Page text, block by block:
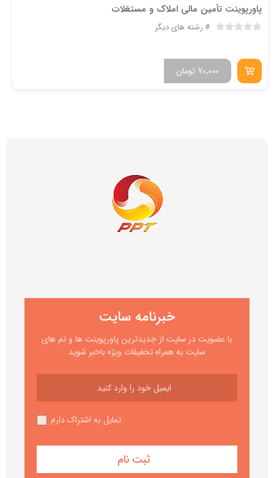
پاورپوینت تأمین مالی املاک و مستغلات
رشته های دیگر
تومان 70,000
خبرنامه سایت
با عضویت در سایت از جدیدترین پاورپوینت ها و تم های
سایت به همراه تخفیفات ویژه باخبر شوید
تمایل به اشتراک دارم